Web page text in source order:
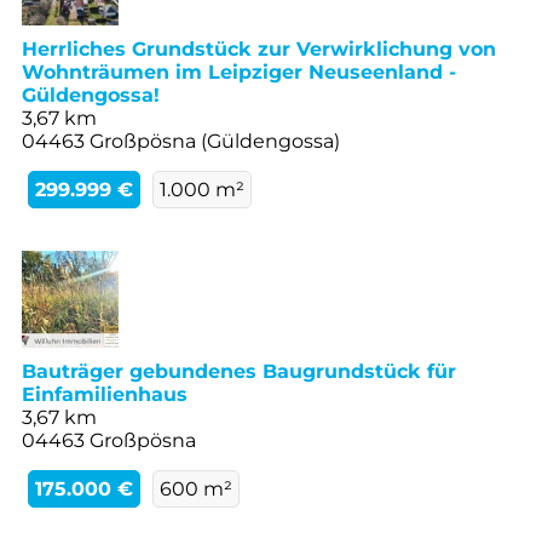
Herrliches Grundstück zur Verwirklichung von
Wohnträumen im Leipziger Neuseenland -
Güldengossa!
3,67 km
04463 Großpösna (Güldengossa)
299.999 € 1.000 m²
Bauträger gebundenes Baugrundstück für
Einfamilienhaus
3,67 km
04463 Großpösna
175.000 € 600 m²